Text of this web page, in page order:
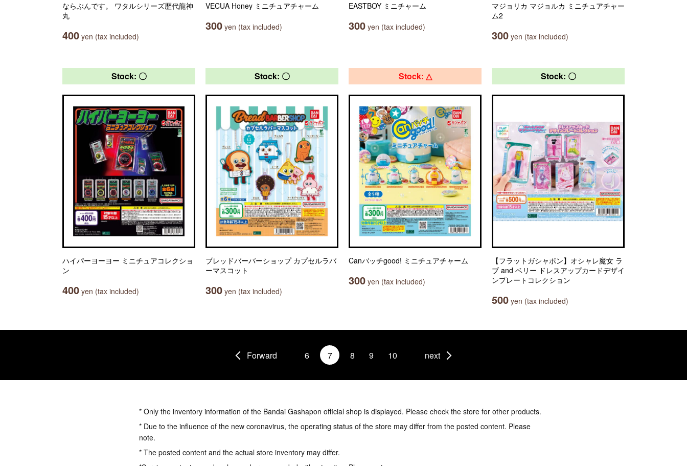
ならぶんです。 ワタルシリーズ歴代龍神
丸
400 yen (tax included)
VECUA Honey ミニチュアチャーム
300 yen (tax included)
EASTBOY ミニチャーム
300 yen (tax included)
マジョリカ マジョルカ ミニチュアチャー
ム2
300 yen (tax included)
Stock: 〇
ハイパーヨーヨー ミニチュアコレクショ
ン
400 yen (tax included)
Stock: 〇
ブレッドバーバーショップ カプセルラバ
ーマスコット
300 yen (tax included)
Stock: △
Canバッチgood! ミニチュアチャーム
300 yen (tax included)
Stock: 〇
【フラットガシャポン】オシャレ魔女 ラ
ブ and ベリー ドレスアップカードデザイ
ンプレートコレクション
500 yen (tax included)
Forward 6 7 8 9 10 next
* Only the inventory information of the Bandai Gashapon official shop is displayed. Please check the store for other products.
* Due to the influence of the new coronavirus, the operating status of the store may differ from the posted content. Please
note.
* The posted content and the actual store inventory may differ.